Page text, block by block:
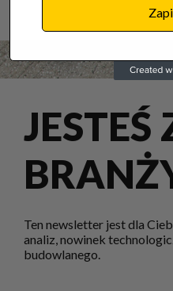
JESTEŚ
Ten newsletter jest dla
analiz, nowinek
budowlanego.